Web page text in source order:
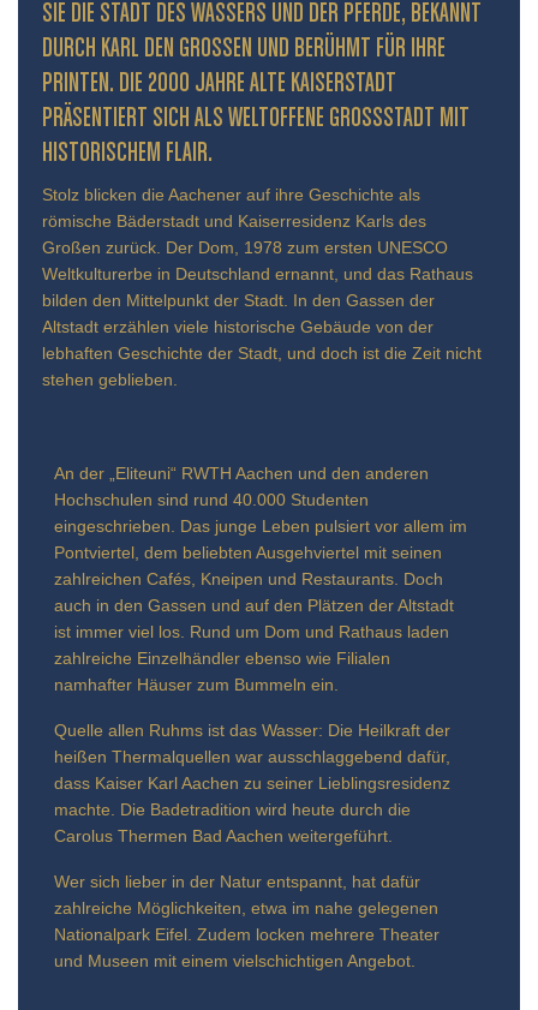
IE DIE STADT DES WASSERS UND DER PFERDE, BEKANNT D
URCH KARL DEN GROSSEN UND BERÜHMT FÜR IHRE PR
INTEN. DIE 2000 JAHRE ALTE KAISERSTADT PR
ÄSENTIERT SICH ALS WELTOFFENE GROSSSTADT MIT HIS
TORISCHEM FLAIR.
Stolz blicken die Aachener auf ihre Geschichte als
römische Bäderstadt und Kaiserresidenz Karls des
Großen zurück. Der Dom, 1978 zum ersten UNESCO
Weltkulturerbe in Deutschland ernannt, und das Rathaus
bilden den Mittelpunkt der Stadt. In den Gassen der
Altstadt erzählen viele historische Gebäude von der
lebhaften Geschichte der Stadt, und doch ist die Zeit nicht
stehen geblieben.
An der „Eliteuni“ RWTH Aachen und den anderen
Hochschulen sind rund 40.000 Studenten
eingeschrieben. Das junge Leben pulsiert vor allem im
Pontviertel, dem beliebten Ausgehviertel mit seinen
zahlreichen Cafés, Kneipen und Restaurants. Doch
auch in den Gassen und auf den Plätzen der Altstadt
ist immer viel los. Rund um Dom und Rathaus laden
zahlreiche Einzelhändler ebenso wie Filialen
namhafter Häuser zum Bummeln ein.
Quelle allen Ruhms ist das Wasser: Die Heilkraft der
heißen Thermalquellen war ausschlaggebend dafür,
dass Kaiser Karl Aachen zu seiner Lieblingsresidenz
machte. Die Badetradition wird heute durch die
Carolus Thermen Bad Aachen weitergeführt.
Wer sich lieber in der Natur entspannt, hat dafür
zahlreiche Möglichkeiten, etwa im nahe gelegenen
Nationalpark Eifel. Zudem locken mehrere Theater
und Museen mit einem vielschichtigen Angebot.